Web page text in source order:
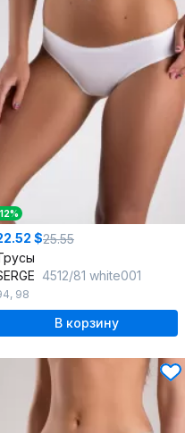
$25.55
4512/81 white001
, 98
В корзину